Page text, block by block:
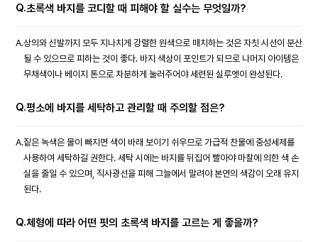
Q.초록색 바지를 코디할 때 피해야 할 실수는 무엇일까?
A.상의와 신발까지 모두 지나치게 강렬한 원색으로 매치하는 것은 자칫 시선이 분산
될 수 있으므로 피하는 것이 좋다. 바지 색상이 포인트가 되므로 나머지 아이템은
무채색이나 베이지 톤으로 차분하게 눌러주어야 세련된 실루엣이 완성된다.
Q.평소에 바지를 세탁하고 관리할 때 주의할 점은?
A.짙은 녹색은 물이 빠지면 색이 바래 보이기 쉬우므로 가급적 찬물에 중성세제를
사용하여 세탁하길 권한다. 세탁 시에는 바지를 뒤집어 빨아야 마찰에 의한 색 손
실을 줄일 수 있으며, 직사광선을 피해 그늘에서 말려야 본연의 색감이 오래 유지
된다.
Q.체형에 따라 어떤 핏의 초록색 바지를 고르는 게 좋을까?